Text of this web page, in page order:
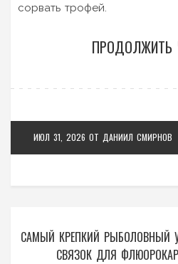
сорвать трофей.
ПРОДОЛЖИТЬ
ИЮЛ 31, 2026 ОТ ДАНИИЛ СМИРНОВ
САМЫЙ КРЕПКИЙ РЫБОЛОВНЫЙ
СВЯЗОК ДЛЯ